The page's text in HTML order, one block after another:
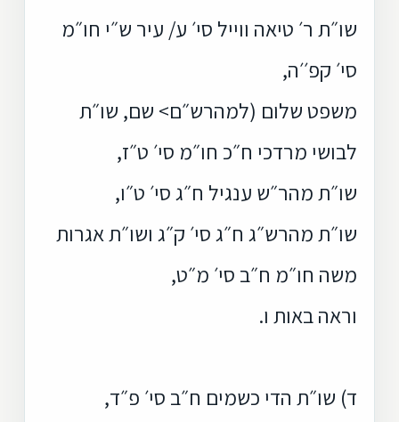
שו״ת ר׳ טיאה ווייל סי׳ ע/ עיר ש״י חו״מ
סי׳ קפ׳׳ה,
משפט שלום (למהרש״ם> שם, שו״ת
לבושי מרדכי ח״כ חו״מ סי׳ ט״ז,
שו״ת מהר״ש ענגיל ח״ג סי׳ ט״ו,
שו״ת מהרש״ג ח״ג סי׳ ק״ג ושו״ת אגרות
משה חו״מ ח״ב סי׳ מ״ט,
וראה באות ו.
ד) שו״ת הדי כשמים ח״ב סי׳ פ״ד,